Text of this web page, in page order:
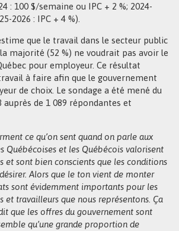
: 100 $/semaine ou IPC + 2 %; 2024-
2026 : IPC + 4 %).
que le travail dans le secteur public
majorité (52 %) ne voudrait pas avoir le
pour employeur. Ce résultat
à faire afin que le gouvernement
de choix. Le sondage a été mené du
auprès de 1 089 répondantes et
ce qu’on sent quand on parle aux
Québécoises et les Québécois valorisent
et sont bien conscients que les conditions
Alors que le ton vient de monter
sont évidemment importants pour les
et travailleurs que nous représentons. Ça
que les offres du gouvernement sont
qu’une grande proportion de